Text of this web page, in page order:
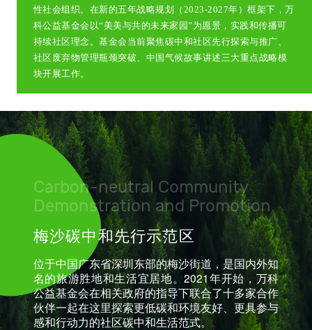
性社会组织。在新的五年战略规划（2023-2027年）框架下，万
科公益基金会以“美美与共的未来家园”为愿景，实践和传播可
持续社区理念。基金会当前聚焦碳中和社区先行探索与推广、
社区废弃物管理瓶颈突破、中国气候故事讲述三大重点战略模
块开展工作。
Carbon-neutral Community
Demonstration and Promotion
梅沙碳中和先行示范区
位于中国广东省深圳东部的梅沙街道，是国内外知
名的旅游胜地和生活宜居地。2021年开始，万科
公益基金会在相关政府的指导下联合了十多家合作
伙伴一起在这里探索更低碳和环境友好、更具参与
感和行动力的社区碳中和生活范式。